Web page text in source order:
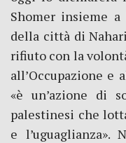
Shomer insieme
della città di
rifiuto con la
all’Occupazione e
«è un’azione di
palestinesi che
e l’uguaglianza».